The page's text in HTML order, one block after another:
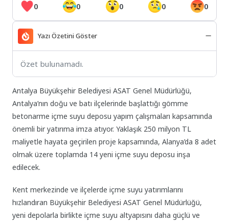
0 0 0 0 0
Yazı Özetini Göster
Özet bulunamadı.
Antalya Büyükşehir Belediyesi ASAT Genel Müdürlüğü,
Antalya’nın doğu ve batı ilçelerinde başlattığı gömme
betonarme içme suyu deposu yapım çalışmaları kapsamında
önemli bir yatırıma imza atıyor. Yaklaşık 250 milyon TL
maliyetle hayata geçirilen proje kapsamında, Alanya’da 8 adet
olmak üzere toplamda 14 yeni içme suyu deposu inşa
edilecek.
Kent merkezinde ve ilçelerde içme suyu yatırımlarını
hızlandıran Büyükşehir Belediyesi ASAT Genel Müdürlüğü,
yeni depolarla birlikte içme suyu altyapısını daha güçlü ve